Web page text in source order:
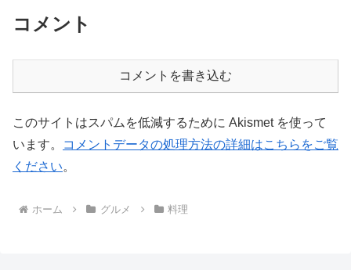
コメント
コメントを書き込む
このサイトはスパムを低減するために Akismet を使って
います。
コメントデータの処理方法の詳細はこちらをご覧
ください。
ホーム グルメ 料理